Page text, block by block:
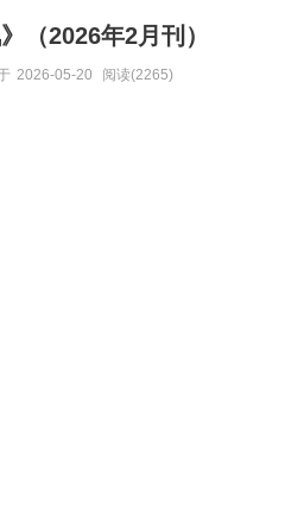
（2026年2月刊）
2026-05-20 阅读(2265)